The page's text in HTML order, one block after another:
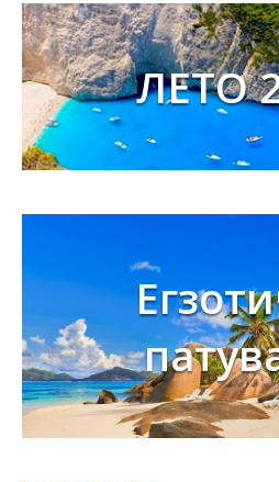
ЛЕТО